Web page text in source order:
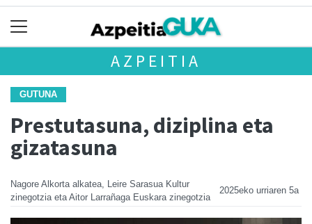
AZPEITIA
GUTUNA
Prestutasuna, diziplina eta
gizatasuna
Nagore Alkorta alkatea, Leire Sarasua Kultur
zinegotzia eta Aitor Larrañaga Euskara zinegotzia
2025eko urriaren 5a